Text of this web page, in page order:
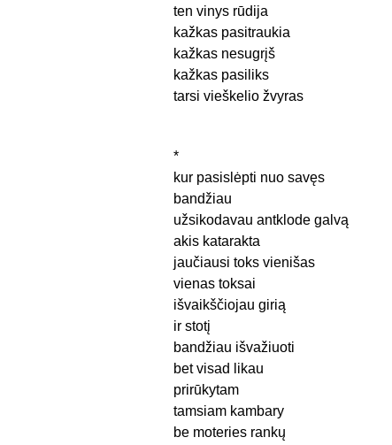
ten vinys rūdija
kažkas pasitraukia
kažkas nesugrįš
kažkas pasiliks
tarsi vieškelio žvyras
*
kur pasislėpti nuo savęs
bandžiau
užsikodavau antklode galvą
akis katarakta
jaučiausi toks vienišas
vienas toksai
išvaikščiojau girią
ir stotį
bandžiau išvažiuoti
bet visad likau
prirūkytam
tamsiam kambary
be moteries rankų